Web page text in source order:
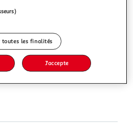
toutes les finalités
J'accepte